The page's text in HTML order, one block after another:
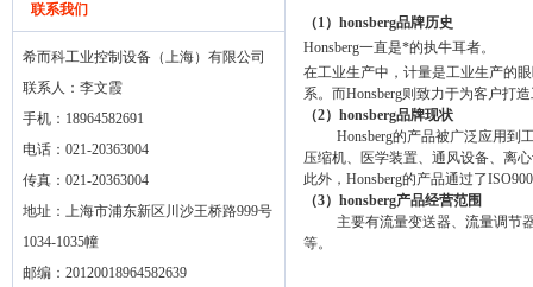
联系我们
希而科工业控制设备（上海）有限公司
联系人：李文霞
手机：18964582691
电话：021-20363004
传真：021-20363004
地址：上海市浦东新区川沙王桥路999号
1034-1035幢
邮编：20120018964582639
（1） honsberg品牌历史
Honsberg一直是*的执牛耳者。
在工业生产中，计量是工业生产的
系。而Honsberg则致力于为客户打
（2） honsberg品牌现状
Honsberg的产品被广泛应用到
压缩机、医学装置、通风设备、离
此外， Honsberg的产品通过了
（3） honsberg产品经营范围
主要有流量变送器、流量调节
等。